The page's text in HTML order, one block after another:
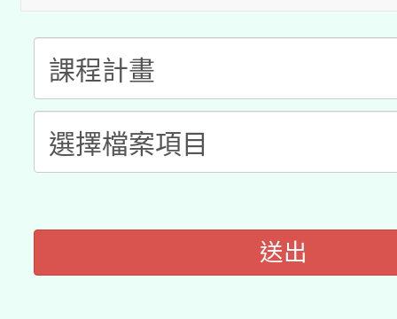
pilot」
有關大陸委員會函釋公
薪期間赴陸應申請許可
轉知經濟部水利署委託
業技術研究院辦理「
115年8月22日(星期六
開 智慧啟航」
「2026桃園藝術巡演
送出